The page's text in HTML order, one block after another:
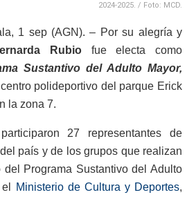
2024-2025. / Foto: MCD.
1 sep (AGN). – Por su alegría y
Rubio fue electa como
Sustantivo del Adulto Mayor,
polideportivo del parque Erick
la zona 7.
27 representantes de
país y de los grupos que realizan
Programa Sustantivo del Adulto
Ministerio de Cultura y Deportes,